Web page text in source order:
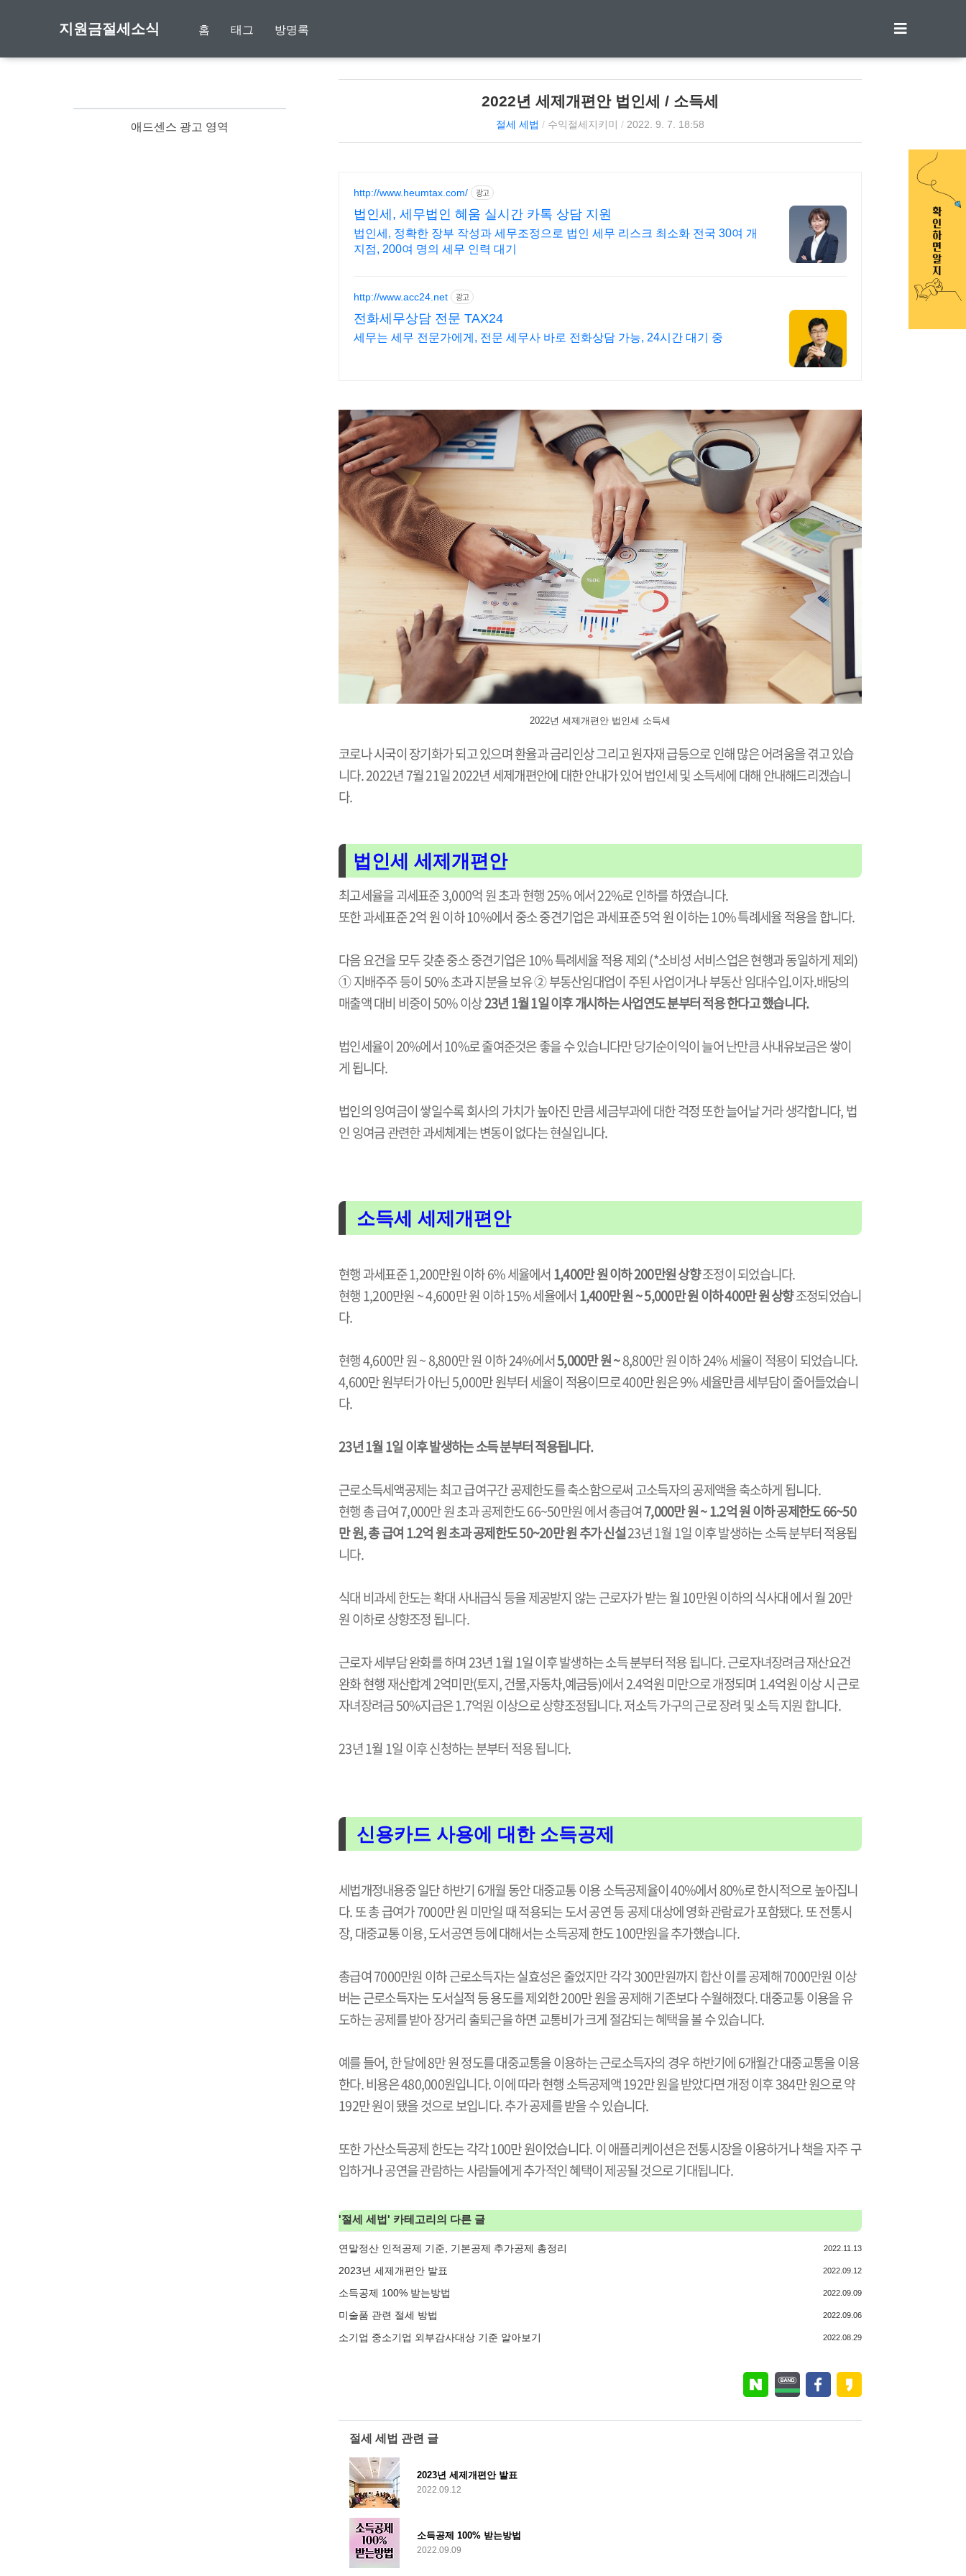
지원금절세소식 홈 태그 방명록
2022년 세제개편안 법인세 / 소득세
절세 세법 / 수익절세지키미 / 2022. 9. 7. 18:58
http://www.heumtax.com/ 광고
법인세, 세무법인 혜움 실시간 카톡 상담 지원
법인세, 정확한 장부 작성과 세무조정으로 법인 세무 리스크 최소화 전국 30여 개
지점, 200여 명의 세무 인력 대기
http://www.acc24.net 광고
전화세무상담 전문 TAX24
세무는 세무 전문가에게, 전문 세무사 바로 전화상담 가능, 24시간 대기 중
2022년 세제개편안 법인세 소득세
코로나 시국이 장기화가 되고 있으며 환율과 금리인상 그리고 원자재 급등으로 인해 많은 어려움을 겪고 있습
니다. 2022년 7월 21일 2022년 세제개편안에 대한 안내가 있어 법인세 및 소득세에 대해 안내해드리겠습니
다.
법인세 세제개편안
최고세율을 괴세표준 3,000억 원 초과 현행 25% 에서 22%로 인하를 하였습니다.
또한 과세표준 2억 원 이하 10%에서 중소 중견기업은 과세표준 5억 원 이하는 10% 특례세율 적용을 합니다.
다음 요건을 모두 갖춘 중소 중견기업은 10% 특례세율 적용 제외 (*소비성 서비스업은 현행과 동일하게 제외)
① 지배주주 등이 50% 초과 지분을 보유 ② 부동산임대업이 주된 사업이거나 부동산 임대수입.이자.배당의
매출액 대비 비중이 50% 이상23년 1월 1일 이후 개시하는 사업연도 분부터 적용 한다고 했습니다.
법인세율이 20%에서 10%로 줄여준것은 좋을 수 있습니다만 당기순이익이 늘어 난만큼 사내유보금은 쌓이
게 됩니다.
법인의 잉여금이 쌓일수록 회사의 가치가 높아진 만큼 세금부과에 대한 걱정 또한 늘어날 거라 생각합니다, 법
인 잉여금 관련한 과세체계는 변동이 없다는 현실입니다.
소득세 세제개편안
현행 과세표준 1,200만원 이하 6% 세율에서1,400만 원 이하 200만원 상향조정이 되었습니다.
현행 1,200만원 ~ 4,600만 원 이하 15% 세율에서1,400만 원 ~ 5,000만 원 이하400만 원 상향조정되었습니
다.
현행 4,600만 원 ~ 8,800만 원 이하 24%에서5,000만 원 ~8,800만 원 이하 24% 세율이 적용이 되었습니다.
4,600만 원부터가 아닌 5,000만 원부터 세율이 적용이므로 400만 원은 9% 세율만큼 세부담이 줄어들었습니
다.
23년 1월 1일 이후 발생하는 소득 분부터 적용됩니다.
근로소득세액공제는 최고 급여구간 공제한도를 축소함으로써 고소득자의 공제액을 축소하게 됩니다.
현행 총 급여 7,000만 원 초과 공제한도 66~50만원 에서 총급여7,000만 원 ~ 1.2억 원 이하공제한도 66~50
만 원,총 급여 1.2억 원 초과 공제한도 50~20만 원 추가 신설23년 1월 1일 이후 발생하는 소득 분부터 적용됩
니다.
식대 비과세 한도는 확대 사내급식 등을 제공받지 않는 근로자가 받는 월 10만원 이하의 식사대 에서 월 20만
원 이하로 상향조정 됩니다.
근로자 세부담 완화를 하며 23년 1월 1일 이후 발생하는 소득 분부터 적용 됩니다. 근로자녀장려금 재산요건
완화 현행 재산합계 2억미만(토지, 건물,자동차,예금등)에서 2.4억원 미만으로 개정되며 1.4억원 이상 시 근로
자녀장려금 50%지급은 1.7억원 이상으로 상향조정됩니다. 저소득 가구의 근로 장려 및 소득 지원 합니다.
23년 1월 1일 이후 신청하는 분부터 적용 됩니다.
신용카드 사용에 대한 소득공제
세법개정내용중 일단 하반기 6개월 동안 대중교통 이용 소득공제율이 40%에서 80%로 한시적으로 높아집니
다. 또 총 급여가 7000만 원 미만일 때 적용되는 도서 공연 등 공제 대상에 영화 관람료가 포함됐다. 또 전통시
장, 대중교통 이용, 도서공연 등에 대해서는 소득공제 한도 100만원을 추가했습니다.
총급여 7000만원 이하 근로소득자는 실효성은 줄었지만 각각 300만원까지 합산 이를 공제해 7000만원 이상
버는 근로소득자는 도서실적 등 용도를 제외한 200만 원을 공제해 기존보다 수월해졌다. 대중교통 이용을 유
도하는 공제를 받아 장거리 출퇴근을 하면 교통비가 크게 절감되는 혜택을 볼 수 있습니다.
예를 들어, 한 달에 8만 원 정도를 대중교통을 이용하는 근로소득자의 경우 하반기에 6개월간 대중교통을 이용
한다. 비용은 480,000원입니다. 이에 따라 현행 소득공제액 192만 원을 받았다면 개정 이후 384만 원으로 약
192만 원이 됐을 것으로 보입니다. 추가 공제를 받을 수 있습니다.
또한 가산소득공제 한도는 각각 100만 원이었습니다. 이 애플리케이션은 전통시장을 이용하거나 책을 자주 구
입하거나 공연을 관람하는 사람들에게 추가적인 혜택이 제공될 것으로 기대됩니다.
'절세 세법' 카테고리의 다른 글
연말정산 인적공제 기준, 기본공제 추가공제 총정리 2022.11.13
2023년 세제개편안 발표 2022.09.12
소득공제 100% 받는방법 2022.09.09
미술품 관련 절세 방법 2022.09.06
소기업 중소기업 외부감사대상 기준 알아보기 2022.08.29
절세 세법 관련 글
2023년 세제개편안 발표
2022.09.12
소득공제 100% 받는방법
2022.09.09
애드센스 광고 영역